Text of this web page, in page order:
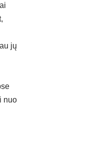
jų
nuo